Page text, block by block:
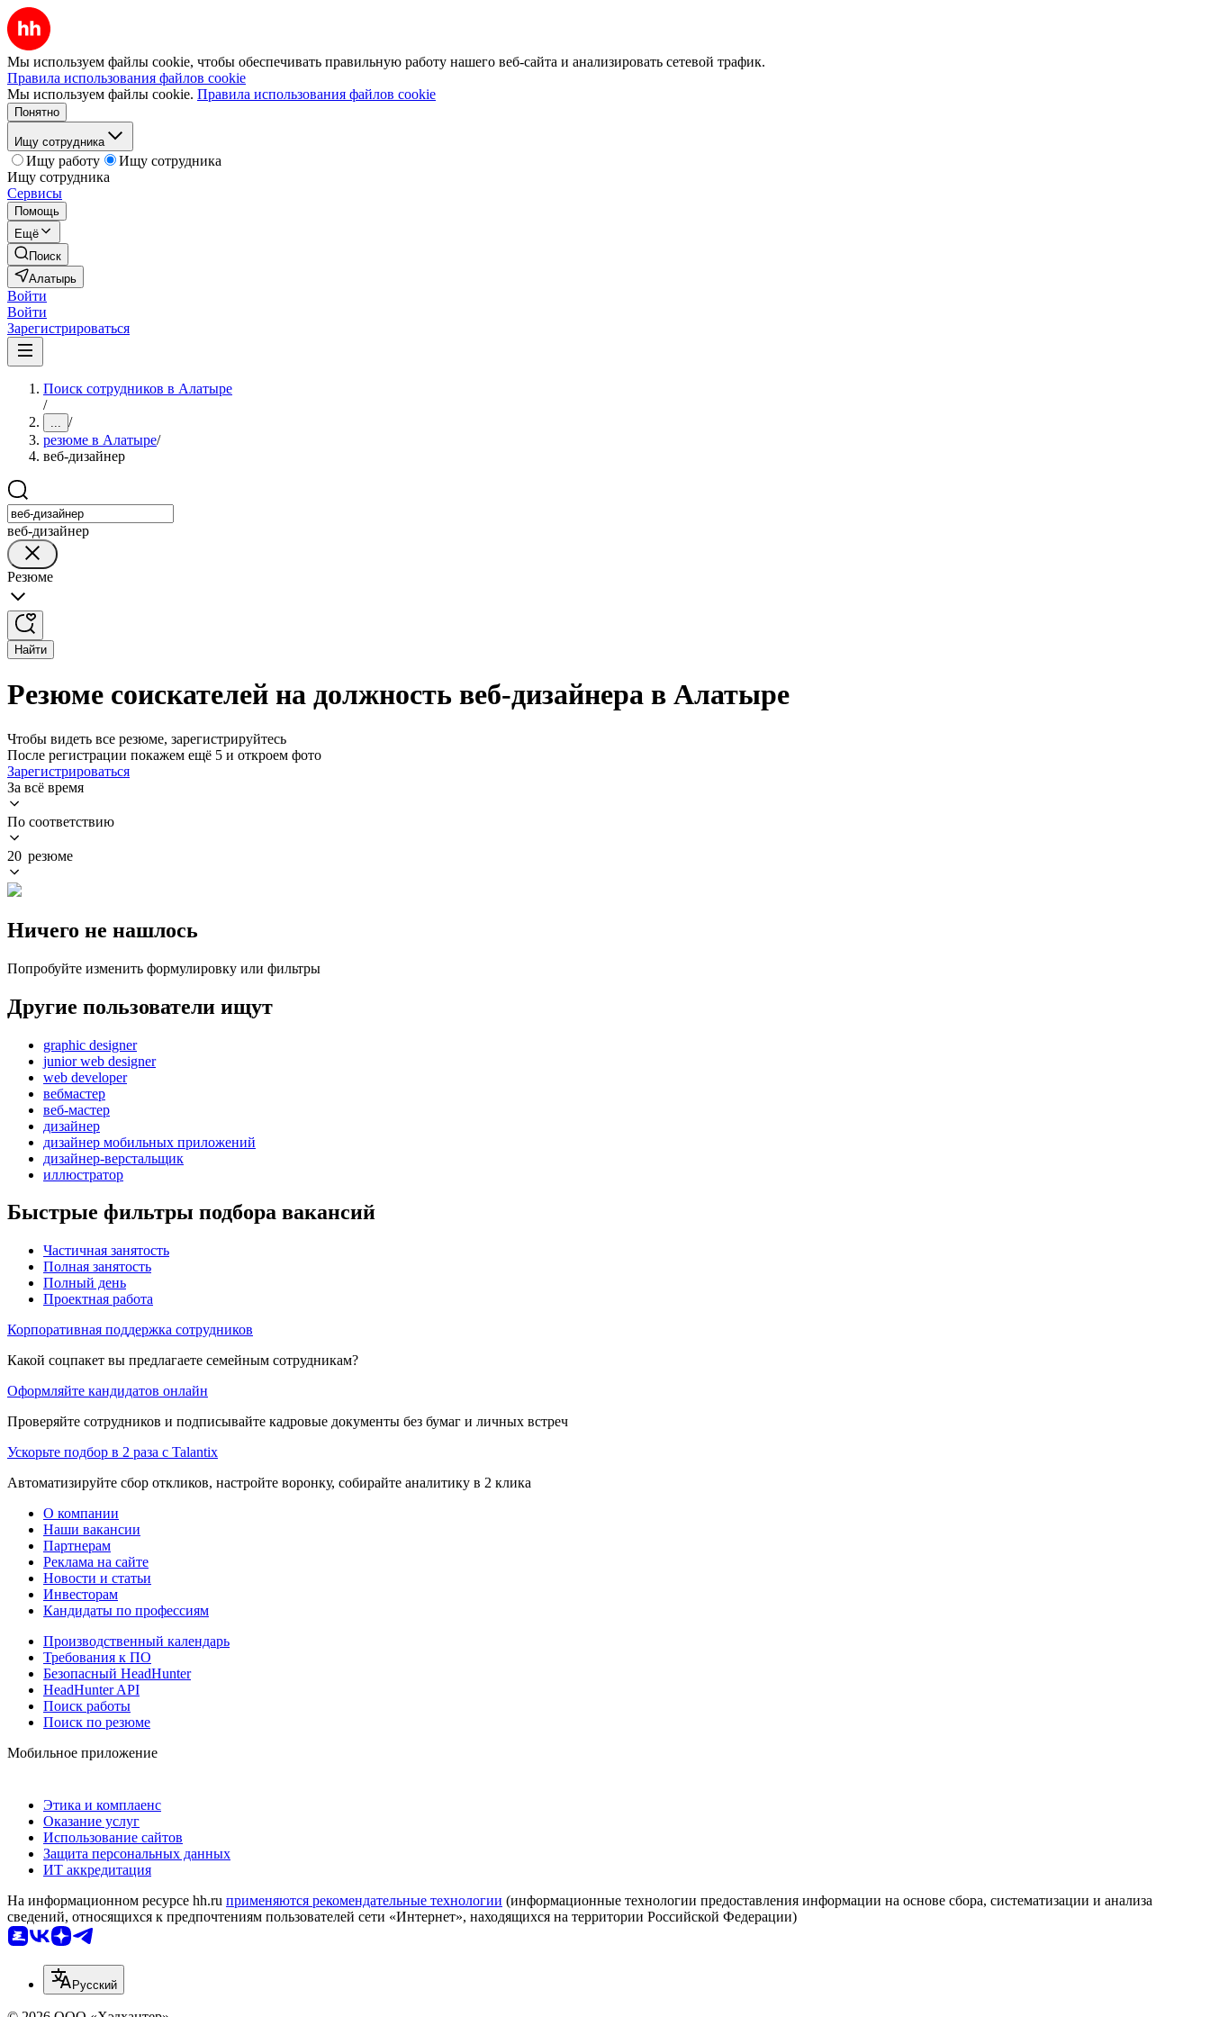
Мы используем файлы cookie, чтобы обеспечивать правильную работу нашего веб-сайта и анализировать сетевой трафик.
Правила использования файлов cookie
Мы используем файлы cookie. Правила использования файлов cookie
Понятно
Ищу сотрудника
Ищу работу
Ищу сотрудника
Ищу сотрудника
Сервисы
Помощь
Ещё
Поиск
Алатырь
Войти
Войти
Зарегистрироваться
Поиск сотрудников в Алатыре
/
... /
резюме в Алатыре/
веб-дизайнер
веб-дизайнер
Резюме
Найти
Резюме соискателей на должность веб-дизайнера в Алатыре
Чтобы видеть все резюме, зарегистрируйтесь
После регистрации покажем ещё 5 и откроем фото
Зарегистрироваться
За всё время
По соответствию
20 резюме
Ничего не нашлось
Попробуйте изменить формулировку или фильтры
Другие пользователи ищут
graphic designer
junior web designer
web developer
вебмастер
веб-мастер
дизайнер
дизайнер мобильных приложений
дизайнер-верстальщик
иллюстратор
Быстрые фильтры подбора вакансий
Частичная занятость
Полная занятость
Полный день
Проектная работа
Корпоративная поддержка сотрудников
Какой соцпакет вы предлагаете семейным сотрудникам?
Оформляйте кандидатов онлайн
Проверяйте сотрудников и подписывайте кадровые документы без бумаг и личных встреч
Ускорьте подбор в 2 раза с Talantix
Автоматизируйте сбор откликов, настройте воронку, собирайте аналитику в 2 клика
О компании
Наши вакансии
Партнерам
Реклама на сайте
Новости и статьи
Инвесторам
Кандидаты по профессиям
Производственный календарь
Требования к ПО
Безопасный HeadHunter
HeadHunter API
Поиск работы
Поиск по резюме
Мобильное приложение
Этика и комплаенс
Оказание услуг
Использование сайтов
Защита персональных данных
ИТ аккредитация
На информационном ресурсе hh.ru применяются рекомендательные технологии (информационные технологии предоставления информации на основе сбора, систематизации и анализа
сведений, относящихся к предпочтениям пользователей сети «Интернет», находящихся на территории Российской Федерации)
Русский